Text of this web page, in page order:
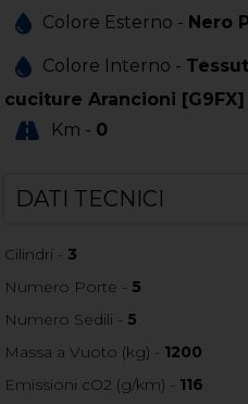
Colore Esterno - Nero
Colore Interno -
cuciture Arancioni [G9FX]
Km - 0
DATI TECNICI
Cilindri - 3
Numero Porte - 5
Numero Sedili - 5
Massa a Vuoto (kg) - 1200
Emissioni cO2 (g/km) - 116